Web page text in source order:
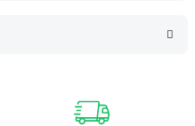
öneri formunu